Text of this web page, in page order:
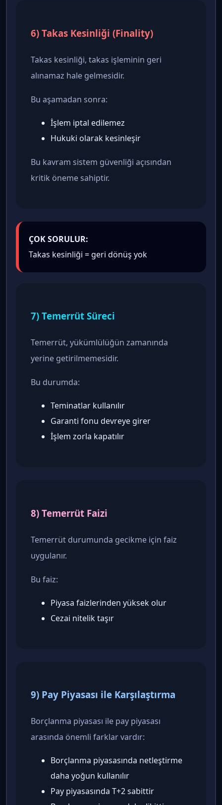
6) Takas Kesinliği (Finality)
Takas kesinliği, takas işleminin geri
alınamaz hale gelmesidir.
Bu aşamadan sonra:
İşlem iptal edilemez
Hukuki olarak kesinleşir
Bu kavram sistem güvenliği açısından
kritik öneme sahiptir.
ÇOK SORULUR:
Takas kesinliği = geri dönüş yok
7) Temerrüt Süreci
Temerrüt, yükümlülüğün zamanında
yerine getirilmemesidir.
Bu durumda:
Teminatlar kullanılır
Garanti fonu devreye girer
İşlem zorla kapatılır
8) Temerrüt Faizi
Temerrüt durumunda gecikme için faiz
uygulanır.
Bu faiz:
Piyasa faizlerinden yüksek olur
Cezai nitelik taşır
9) Pay Piyasası ile Karşılaştırma
Borçlanma piyasası ile pay piyasası
arasında önemli farklar vardır:
Borçlanma piyasasında netleştirme
daha yoğun kullanılır
Pay piyasasında T+2 sabittir